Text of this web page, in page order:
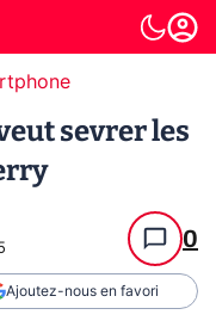
sevrer les
0
Ajoutez-nous en favori